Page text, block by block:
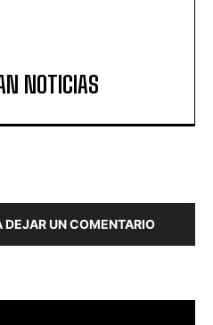
NOTICIAS
DEJAR UN COMENTARIO